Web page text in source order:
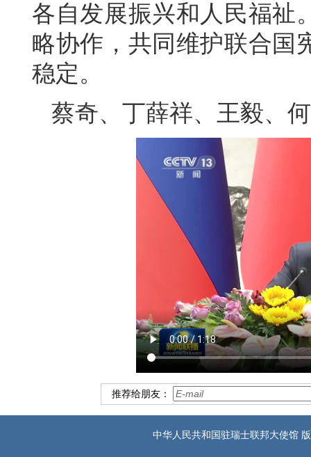
各自发展振兴和人民福祉
略协作，共同维护联合国
稳定。
蔡奇、丁薛祥、王毅、
推荐给朋友：
中华人民共和国驻瑞士联邦大使馆